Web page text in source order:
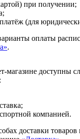
при получении;
(для
оплаты
.
магазине доступны
компанией.
доставки